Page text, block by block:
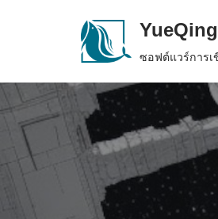
content
ซอฟต์แวร์การเ